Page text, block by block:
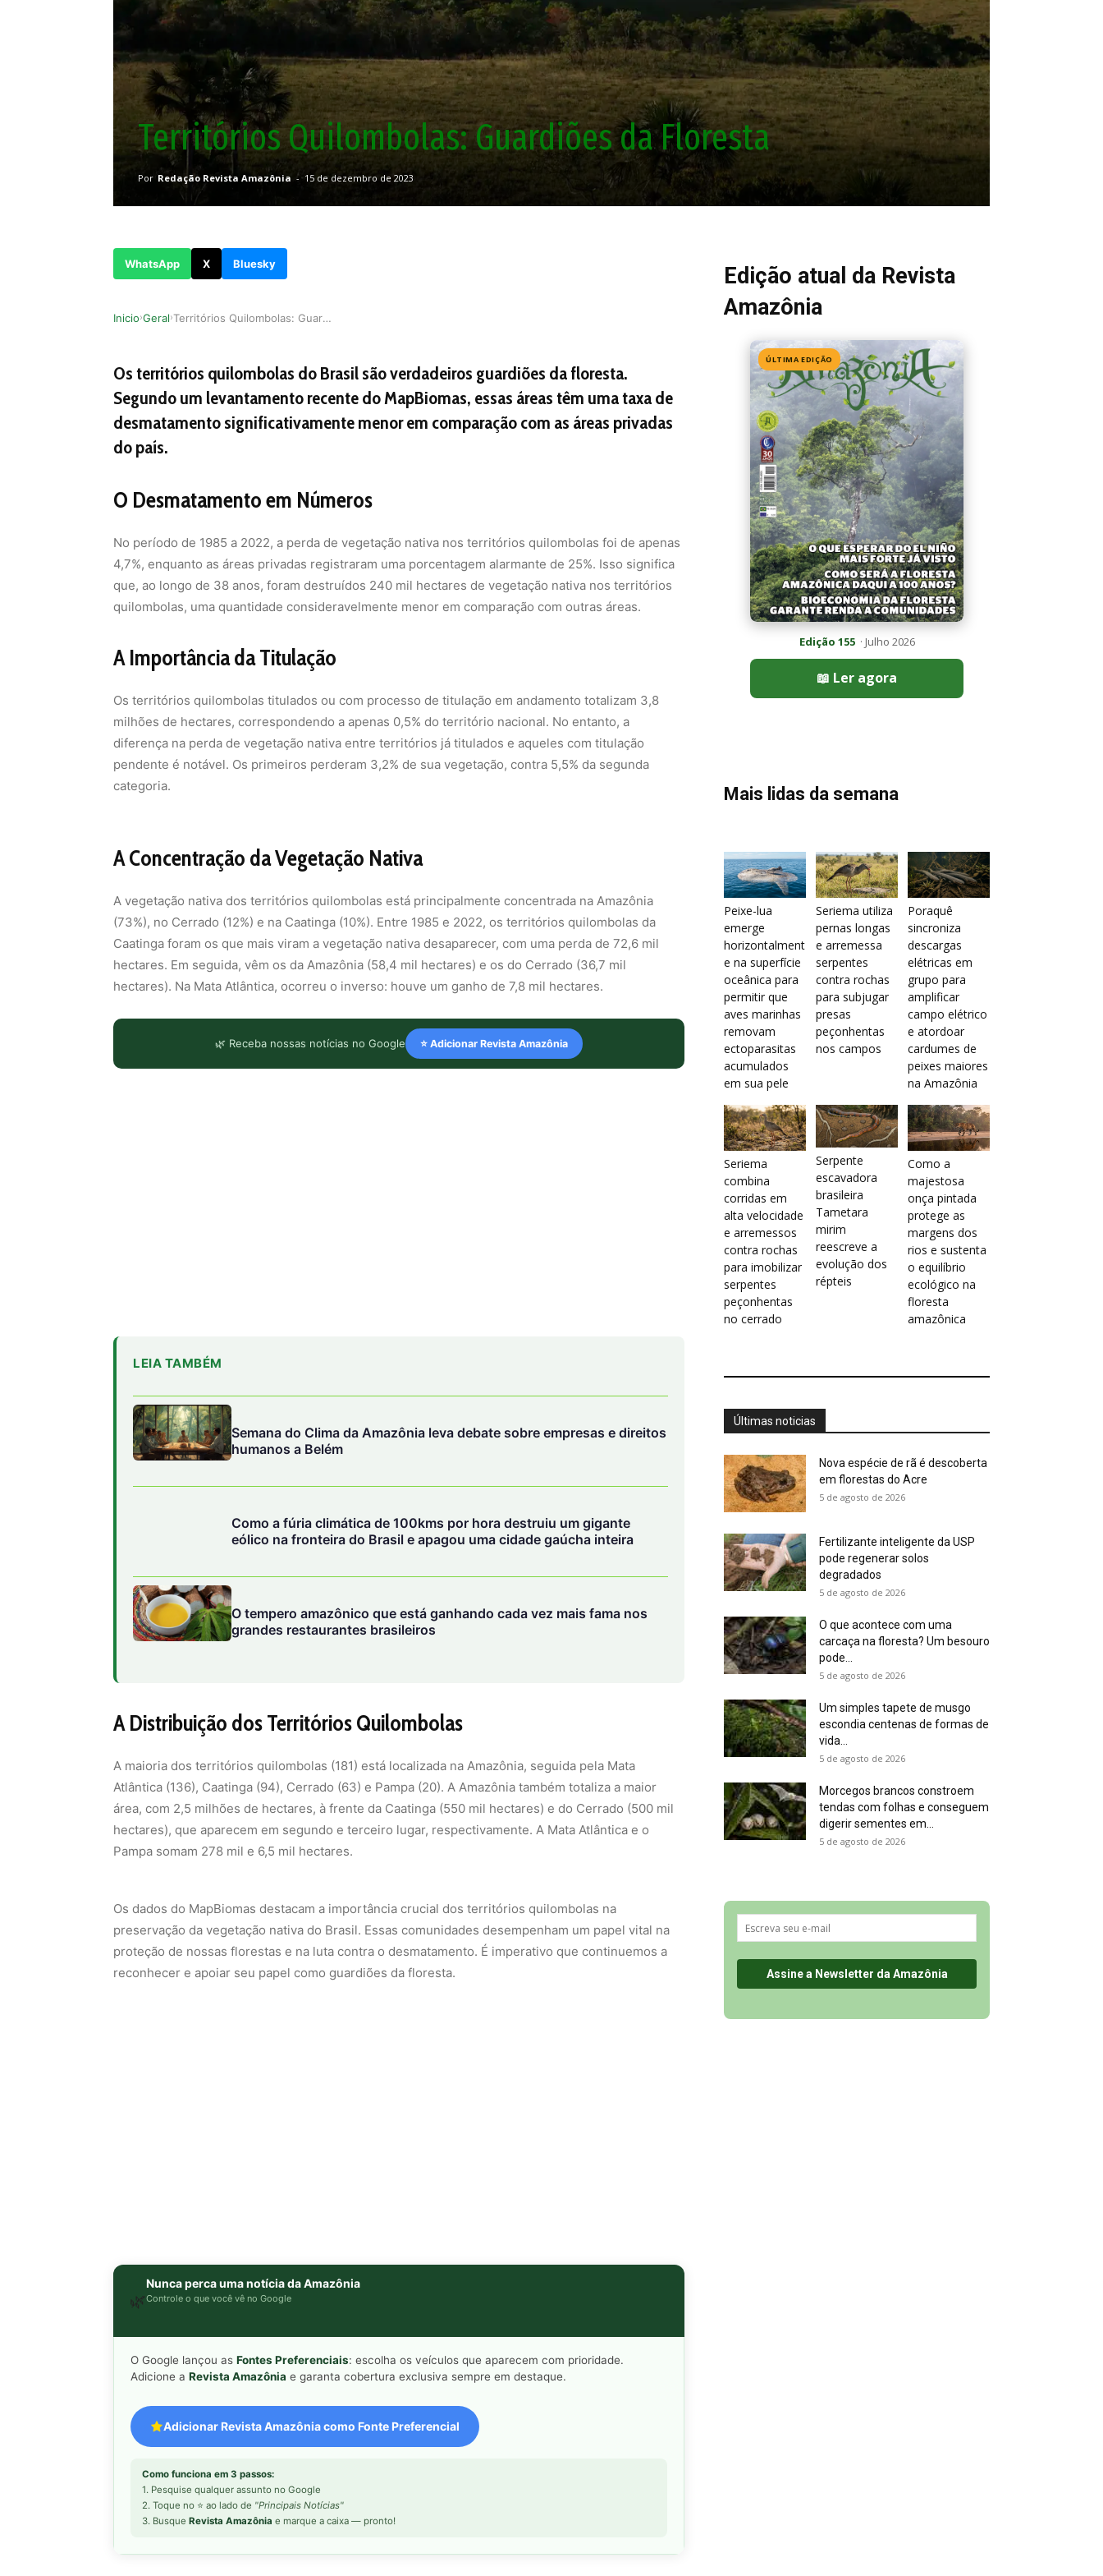
Territórios Quilombolas: Guardiões da Floresta
Por Redação Revista Amazônia - 15 de dezembro de 2023
WhatsApp X Bluesky
Inicio›Geral› Territórios Quilombolas: Guardiões da Floresta
Os territórios quilombolas do Brasil são verdadeiros guardiões da floresta.
Segundo um levantamento recente do MapBiomas, essas áreas têm uma taxa de
desmatamento significativamente menor em comparação com as áreas privadas
do país.
O Desmatamento em Números
No período de 1985 a 2022, a perda de vegetação nativa nos territórios quilombolas foi de apenas
4,7%, enquanto as áreas privadas registraram uma porcentagem alarmante de 25%. Isso significa
que, ao longo de 38 anos, foram destruídos 240 mil hectares de vegetação nativa nos territórios
quilombolas, uma quantidade consideravelmente menor em comparação com outras áreas.
A Importância da Titulação
Os territórios quilombolas titulados ou com processo de titulação em andamento totalizam 3,8
milhões de hectares, correspondendo a apenas 0,5% do território nacional. No entanto, a
diferença na perda de vegetação nativa entre territórios já titulados e aqueles com titulação
pendente é notável. Os primeiros perderam 3,2% de sua vegetação, contra 5,5% da segunda
categoria.
A Concentração da Vegetação Nativa
A vegetação nativa dos territórios quilombolas está principalmente concentrada na Amazônia
(73%), no Cerrado (12%) e na Caatinga (10%). Entre 1985 e 2022, os territórios quilombolas da
Caatinga foram os que mais viram a vegetação nativa desaparecer, com uma perda de 72,6 mil
hectares. Em seguida, vêm os da Amazônia (58,4 mil hectares) e os do Cerrado (36,7 mil
hectares). Na Mata Atlântica, ocorreu o inverso: houve um ganho de 7,8 mil hectares.
🌿 Receba nossas notícias no Google ⭐ Adicionar Revista Amazônia
LEIA TAMBÉM
Semana do Clima da Amazônia leva debate sobre empresas e direitos
humanos a Belém
Como a fúria climática de 100kms por hora destruiu um gigante
eólico na fronteira do Brasil e apagou uma cidade gaúcha inteira
O tempero amazônico que está ganhando cada vez mais fama nos
grandes restaurantes brasileiros
A Distribuição dos Territórios Quilombolas
A maioria dos territórios quilombolas (181) está localizada na Amazônia, seguida pela Mata
Atlântica (136), Caatinga (94), Cerrado (63) e Pampa (20). A Amazônia também totaliza a maior
área, com 2,5 milhões de hectares, à frente da Caatinga (550 mil hectares) e do Cerrado (500 mil
hectares), que aparecem em segundo e terceiro lugar, respectivamente. A Mata Atlântica e o
Pampa somam 278 mil e 6,5 mil hectares.
Os dados do MapBiomas destacam a importância crucial dos territórios quilombolas na
preservação da vegetação nativa do Brasil. Essas comunidades desempenham um papel vital na
proteção de nossas florestas e na luta contra o desmatamento. É imperativo que continuemos a
reconhecer e apoiar seu papel como guardiões da floresta.
🌿
Nunca perca uma notícia da Amazônia
Controle o que você vê no Google
O Google lançou as Fontes Preferenciais: escolha os veículos que aparecem com prioridade.
Adicione a Revista Amazônia e garanta cobertura exclusiva sempre em destaque.
Adicionar Revista Amazônia como Fonte Preferencial
Como funciona em 3 passos:
1. Pesquise qualquer assunto no Google
2. Toque no ⭐ ao lado de "Principais Notícias"
3. Busque Revista Amazônia e marque a caixa — pronto!
Edição atual da Revista
Amazônia
ÚLTIMA EDIÇÃO
Edição 155· Julho 2026
📖 Ler agora
Mais lidas da semana
Peixe-lua
emerge
horizontalment
e na superfície
oceânica para
permitir que
aves marinhas
removam
ectoparasitas
acumulados
em sua pele
Seriema utiliza
pernas longas
e arremessa
serpentes
contra rochas
para subjugar
presas
peçonhentas
nos campos
Poraquê
sincroniza
descargas
elétricas em
grupo para
amplificar
campo elétrico
e atordoar
cardumes de
peixes maiores
na Amazônia
Seriema
combina
corridas em
alta velocidade
e arremessos
contra rochas
para imobilizar
serpentes
peçonhentas
no cerrado
Serpente
escavadora
brasileira
Tametara
mirim
reescreve a
evolução dos
répteis
Como a
majestosa
onça pintada
protege as
margens dos
rios e sustenta
o equilíbrio
ecológico na
floresta
amazônica
Últimas noticias
Nova espécie de rã é descoberta
em florestas do Acre
5 de agosto de 2026
Fertilizante inteligente da USP
pode regenerar solos
degradados
5 de agosto de 2026
O que acontece com uma
carcaça na floresta? Um besouro
pode...
5 de agosto de 2026
Um simples tapete de musgo
escondia centenas de formas de
vida...
5 de agosto de 2026
Morcegos brancos constroem
tendas com folhas e conseguem
digerir sementes em...
5 de agosto de 2026